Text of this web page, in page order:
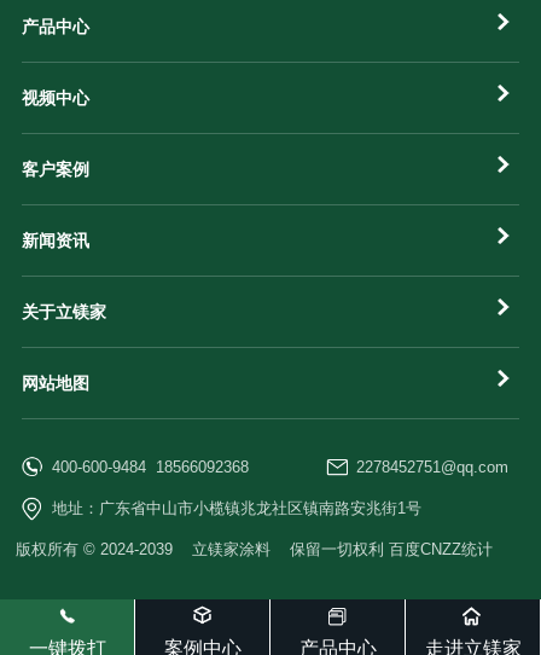
产品中心
视频中心
客户案例
新闻资讯
关于立镁家
网站地图
400-600-9484 18566092368 2278452751@qq.com
地址：广东省中山市小榄镇兆龙社区镇南路安兆街1号
版权所有 © 2024-2039 立镁家涂料 保留一切权利 百度CNZZ统计
一键拨打 案例中心 产品中心 走进立镁家